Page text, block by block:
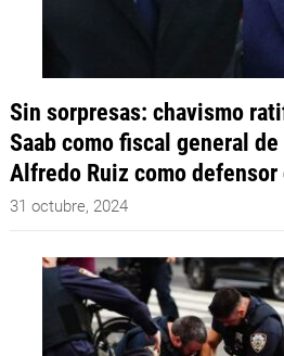
Sin sorpresas: chavismo
Saab como fiscal general
Alfredo Ruiz como
31 octubre, 2024